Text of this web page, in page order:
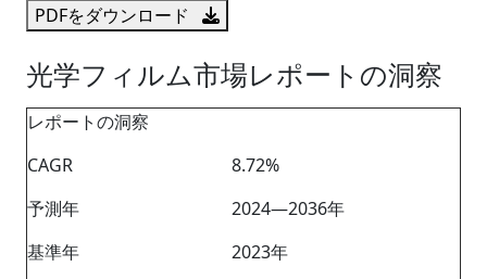
PDFをダウンロード
光学フィルム市場レポートの洞察
レポートの洞察
CAGR
8.72%
予測年
2024―2036年
基準年
2023年